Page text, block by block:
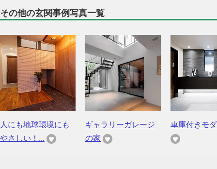
その他の玄関事例写真一覧
人にも地球環境にも
やさしい！...
ギャラリーガレージ
の家
車庫付きモ